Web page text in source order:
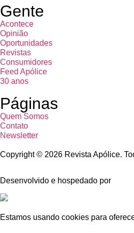
Gente
Acontece
Opinião
Oportunidades
Revistas
Consumidores
Feed Apólice
30 anos
Páginas
Quem Somos
Contato
Newsletter
Copyright © 2026 Revista Apólice.
Desenvolvido e hospedado por
Estamos usando cookies para